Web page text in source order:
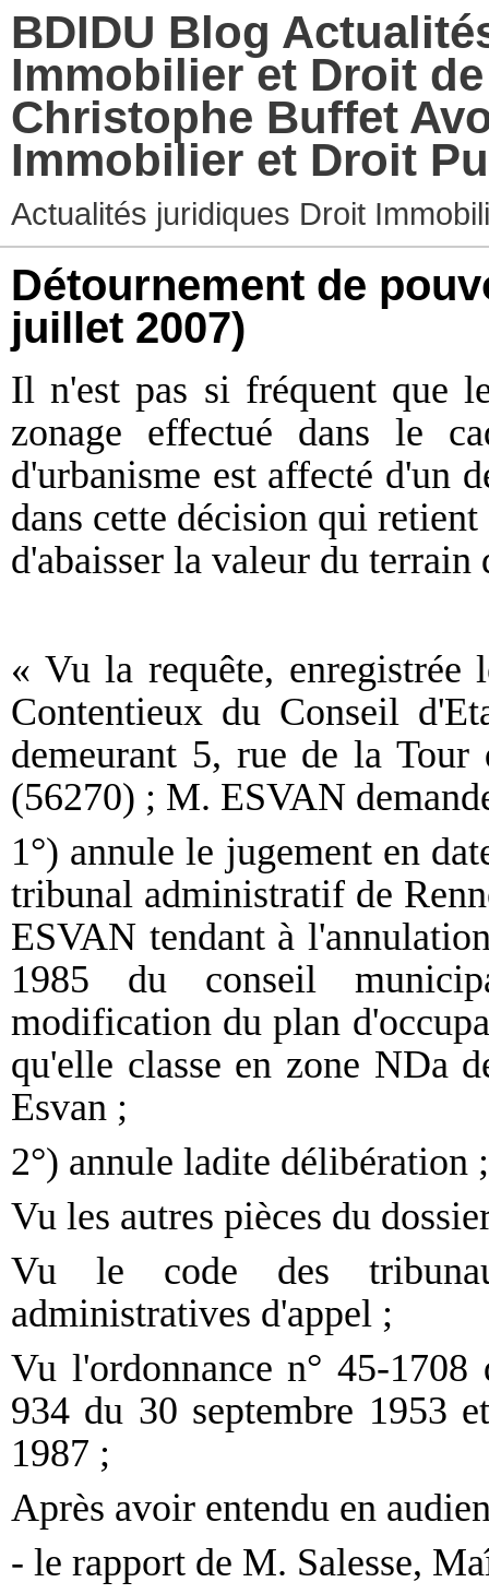
BDIDU Blog
Immobilier et Droit
Christophe Buffet
Immobilier et Droit
Actualités juridiques Droit
Détournement de
juillet 2007)
Il n'est pas si fréquent que
zonage effectué dans le
d'urbanisme est affecté d'un
dans cette décision qui
d'abaisser la valeur du terrain
« Vu la requête,
Contentieux du Conseil
demeurant 5, rue de la
(56270) ; M. ESVAN
1°) annule le jugement en
tribunal administratif de
ESVAN tendant à
1985 du conseil
modification du plan
qu'elle classe en zone NDa
Esvan ;
2°) annule ladite délibération ;
Vu les autres pièces du
Vu le code des
administratives d'appel ;
Vu l'ordonnance n° 45-
934 du 30 septembre 1953
1987 ;
Après avoir entendu en
- le rapport de M. Salesse,